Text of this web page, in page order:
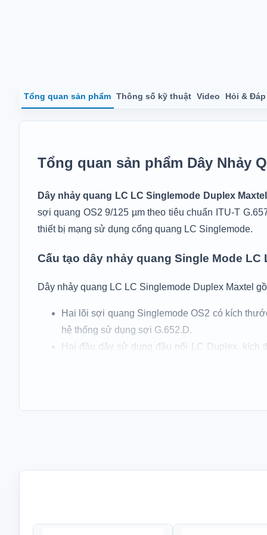
Tổng quan sản phẩm Thông số kỹ thuật Video Hỏi & Đáp
Tổng quan sản phẩm Dây Nhảy
Dây nhảy quang LC LC Singlemode Duplex Maxtel
sợi quang OS2 9/125 µm theo tiêu chuẩn ITU-T
thiết bị mạng sử dụng cổng quang LC Singlemode.
Cấu tạo dây nhảy quang Single Mode LC
Dây nhảy quang LC LC Singlemode Duplex Maxtel
Hai lõi sợi quang Singlemode OS2 có kích
hệ thống sử dụng sợi G.652.D.
Hai đầu dây sử dụng đầu nối LC Duplex,
Vỏ ngoài đường kính 2,0 mm, sử dụng vật liệu